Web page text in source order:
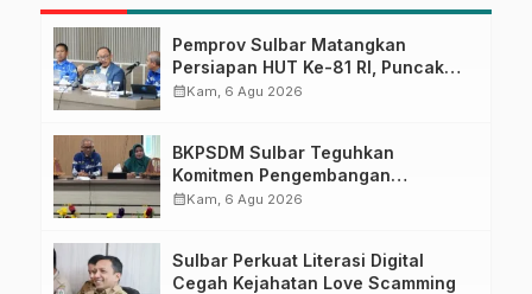
Pemprov Sulbar Matangkan
Persiapan HUT Ke-81 RI, Puncak
Upacara di Lapangan Ahmad
calendar_monthKam, 6 Agu 2026
BKPSDM Sulbar Teguhkan
Komitmen Pengembangan
Kompetensi ASN melalui
calendar_monthKam, 6 Agu 2026
Sulbar Perkuat Literasi Digital
Cegah Kejahatan Love Scamming